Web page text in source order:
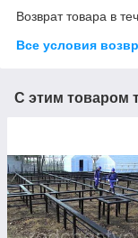
Возврат товара в
Все условия
С этим товаром